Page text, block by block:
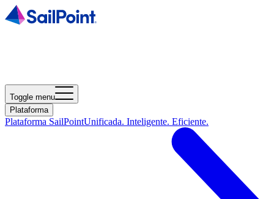
Toggle menu
Plataforma
Plataforma SailPointUnificada. Inteligente. Eficiente.